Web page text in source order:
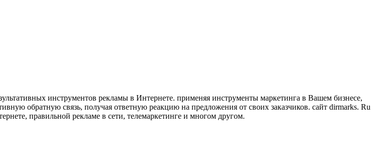
инструментов рекламы в Интернете. применяя инструменты маркетинга в Вашем бизнесе,
обратную связь, получая ответную реакцию на предложения от своих заказчиков. сайт dirmarks. Ru
правильной рекламе в сети, телемаркетинге и многом другом.